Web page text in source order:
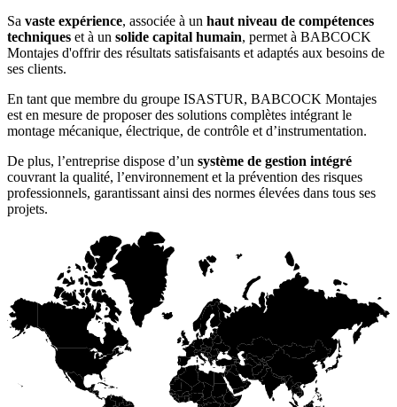
Sa vaste expérience, associée à un haut niveau de compétences
techniques et à un solide capital humain, permet à BABCOCK
Montajes d'offrir des résultats satisfaisants et adaptés aux besoins de
ses clients.
En tant que membre du groupe ISASTUR, BABCOCK Montajes
est en mesure de proposer des solutions complètes intégrant le
montage mécanique, électrique, de contrôle et d’instrumentation.
De plus, l’entreprise dispose d’un système de gestion intégré
couvrant la qualité, l’environnement et la prévention des risques
professionnels, garantissant ainsi des normes élevées dans tous ses
projets.